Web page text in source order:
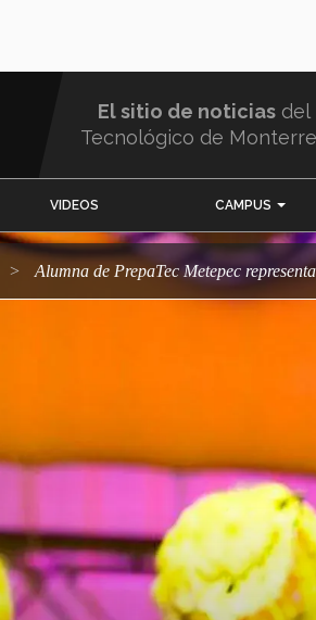
El sitio de noticias del
Tecnológico de
VIDEOS CAMPUS
Alumna de PrepaTec Metepec